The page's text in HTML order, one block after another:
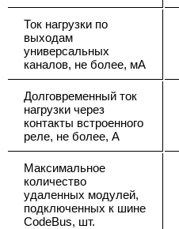
Ток нагрузки по
выходам
универсальных
каналов, не более, мА
Долговременный ток
нагрузки через
контакты встроенного
реле, не более, А
Максимальное
количество
удаленных модулей,
подключенных к шине
CodeBus, шт.